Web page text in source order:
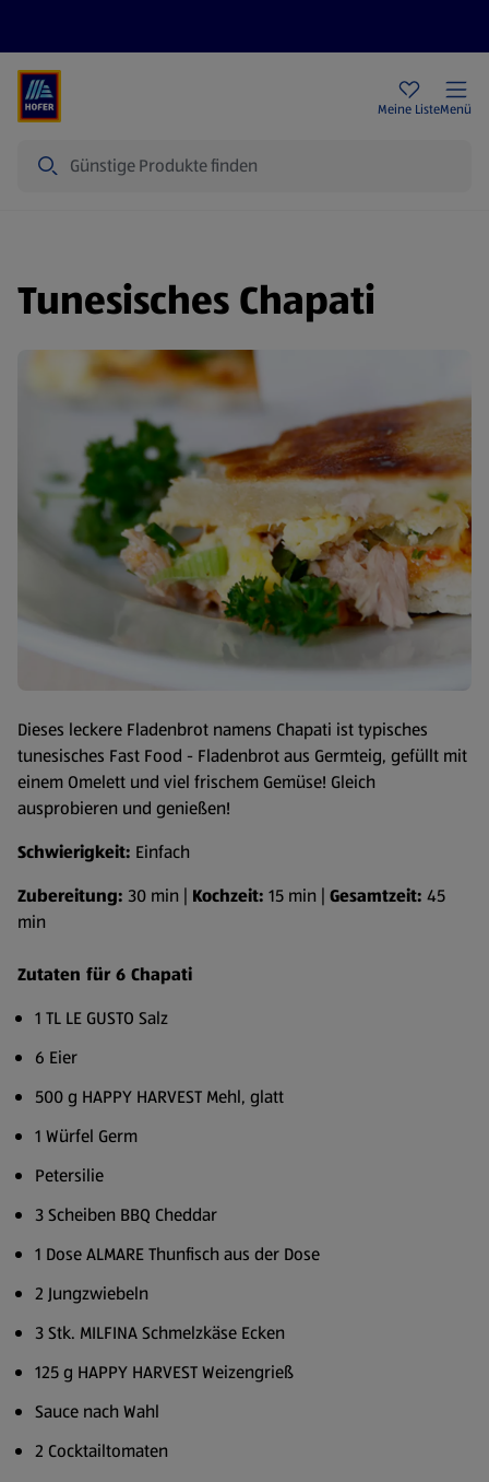
Meine ListeMenü
Tunesisches Chapati
Dieses leckere Fladenbrot namens Chapati ist typisches
tunesisches Fast Food - Fladenbrot aus Germteig, gefüllt mit
einem Omelett und viel frischem Gemüse! Gleich
ausprobieren und genießen!
Schwierigkeit: Einfach
Zubereitung: 30 min | Kochzeit: 15 min | Gesamtzeit: 45
min
Zutaten für 6 Chapati
1 TL LE GUSTO Salz
6 Eier
500 g HAPPY HARVEST Mehl, glatt
1 Würfel Germ
Petersilie
3 Scheiben BBQ Cheddar
1 Dose ALMARE Thunfisch aus der Dose
2 Jungzwiebeln
3 Stk. MILFINA Schmelzkäse Ecken
125 g HAPPY HARVEST Weizengrieß
Sauce nach Wahl
2 Cocktailtomaten